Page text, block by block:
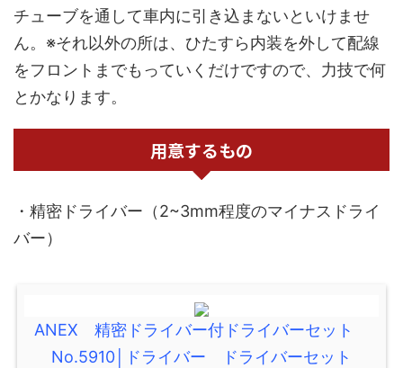
チューブを通して車内に引き込まないといけませ
ん。※それ以外の所は、ひたすら内装を外して配線
をフロントまでもっていくだけですので、力技で何
とかなります。
用意するもの
・精密ドライバー（2~3mm程度のマイナスドライ
バー）
ANEX 精密ドライバー付ドライバーセット
No.5910│ドライバー ドライバーセット